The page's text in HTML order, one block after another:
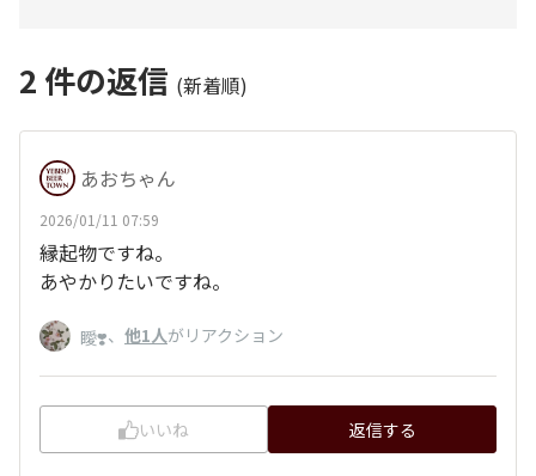
2 件の返信 (新着順)
あおちゃん
2026/01/11 07:59
縁起物ですね。
あやかりたいですね。
瞹❣️、 他1人がリアクション
いいね 返信する